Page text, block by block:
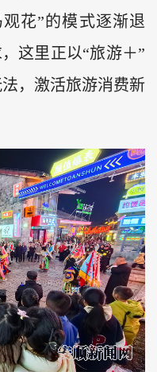
花”的模式逐渐退
这里正以“旅游＋”
，激活旅游消费新